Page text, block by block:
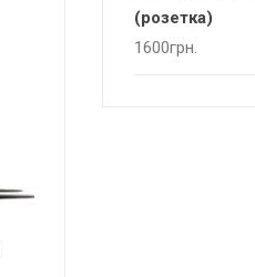
(розетка)
1600грн.